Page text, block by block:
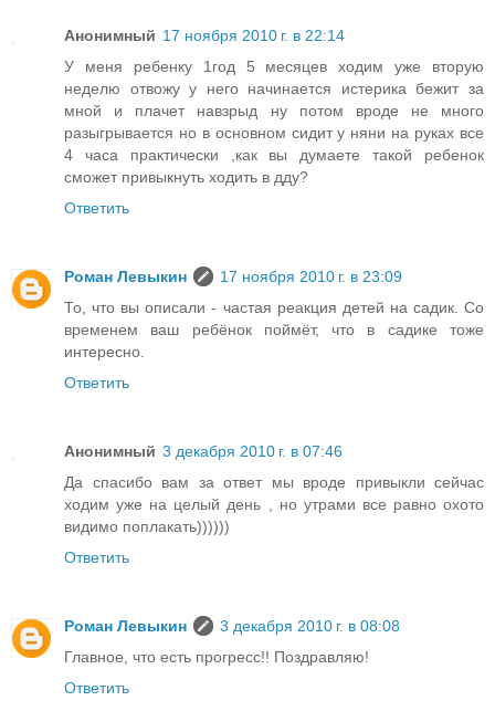
Анонимный 17 ноября 2010 г. в 22:14
У меня ребенку 1год 5 месяцев ходим уже вторую
неделю отвожу у него начинается истерика бежит за
мной и плачет навзрыд ну потом вроде не много
разыгрывается но в основном сидит у няни на руках все
4 часа практически ,как вы думаете такой ребенок
сможет привыкнуть ходить в дду?
Ответить
Роман Левыкин
17 ноября 2010 г. в 23:09
То, что вы описали - частая реакция детей на садик. Со
временем ваш ребёнок поймёт, что в садике тоже
интересно.
Ответить
Анонимный 3 декабря 2010 г. в 07:46
Да спасибо вам за ответ мы вроде привыкли сейчас
ходим уже на целый день , но утрами все равно охото
видимо поплакать))))))
Ответить
Роман Левыкин
3 декабря 2010 г. в 08:08
Главное, что есть прогресс!! Поздравляю!
Ответить